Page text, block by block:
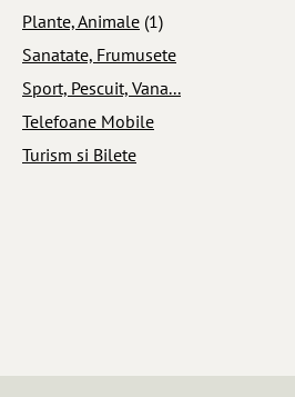
Plante, Animale (1)
Sanatate, Frumusete
Sport, Pescuit, Vana...
Telefoane Mobile
Turism si Bilete